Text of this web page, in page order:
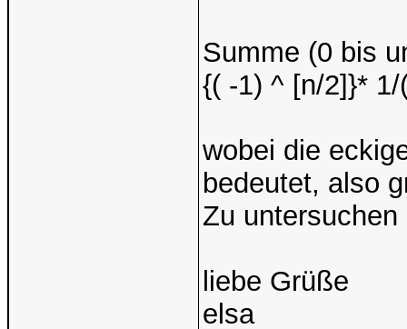
Summe (0 bis
{( -1) ^ [n/2]}* 1/
wobei die
bedeutet, also
Zu
liebe Grüße
elsa